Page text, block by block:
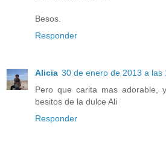
Besos.
Responder
Alicia 30 de enero de 2013 a las
Pero que carita mas adorable,
besitos de la dulce Ali
Responder